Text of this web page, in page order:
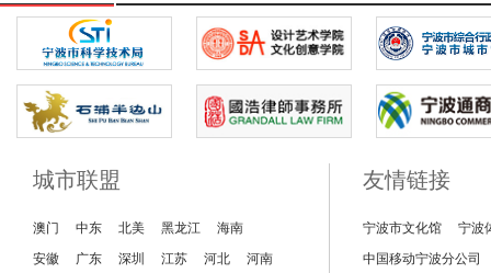
城市联盟
澳门 中东 北美 黑龙江
海南
安徽
广东 深圳 江苏 河北
河南
山东 辽宁 河北 江苏 湖北
陕西
海南 重庆 广州 吉林
青岛
友情链接
宁波市文化馆
宁波
中国移动宁波分公司